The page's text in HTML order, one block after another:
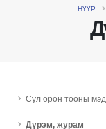
НҮҮР
Сул орон тооны
Дүрэм, журам